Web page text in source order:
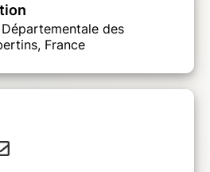
des
France